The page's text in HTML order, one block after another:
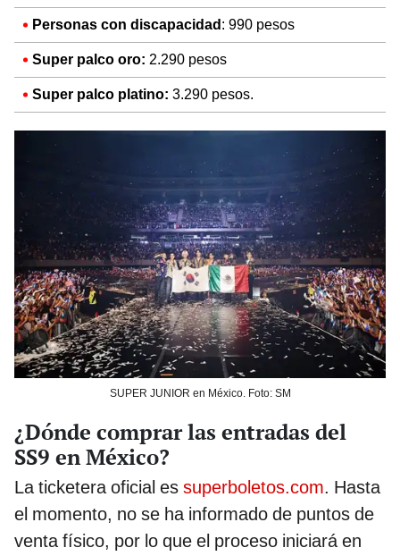
Personas con discapacidad: 990 pesos
Super palco oro: 2.290 pesos
Super palco platino: 3.290 pesos.
SUPER JUNIOR en México. Foto: SM
¿Dónde comprar las entradas del
SS9 en México?
La ticketera oficial es superboletos.com. Hasta
el momento, no se ha informado de puntos de
venta físico, por lo que el proceso iniciará en